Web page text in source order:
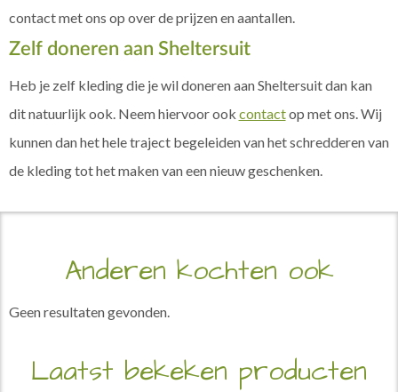
contact met ons op over de prijzen en aantallen.
Zelf doneren aan Sheltersuit
Heb je zelf kleding die je wil doneren aan Sheltersuit dan kan
dit natuurlijk ook. Neem hiervoor ook contactop met ons. Wij
kunnen dan het hele traject begeleiden van het schredderen van
de kleding tot het maken van een nieuw geschenken.
Anderen kochten ook
Geen resultaten gevonden.
Laatst bekeken producten